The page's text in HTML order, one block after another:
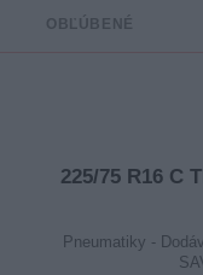
OBĽÚBENÉ
225/75 R16 C
Pneumatiky -